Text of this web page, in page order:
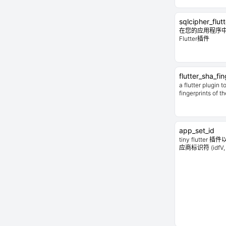
在您的应用程序
Flutter插件
a flutter plugin
fingerprints of
app_set_id
tiny flutter 插件
应商标识符